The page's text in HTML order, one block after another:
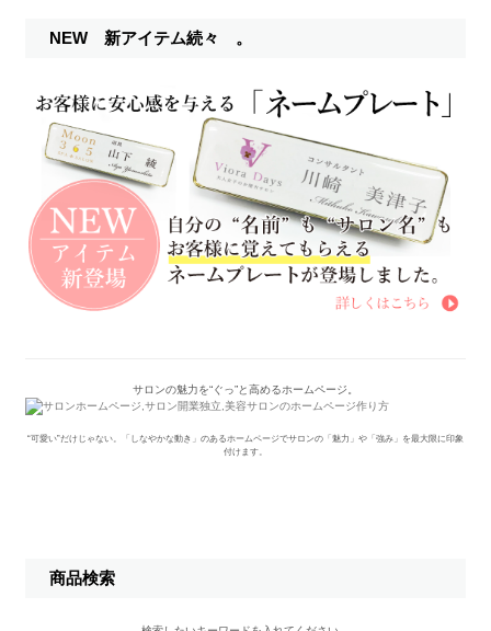
NEW 新アイテム続々 。
サロンの魅力を“ぐっ”と高めるホームページ。
“可愛い”だけじゃない。「しなやかな動き」のあるホームページでサロンの「魅力」や「強み」を最大限に印象
付けます。
商品検索